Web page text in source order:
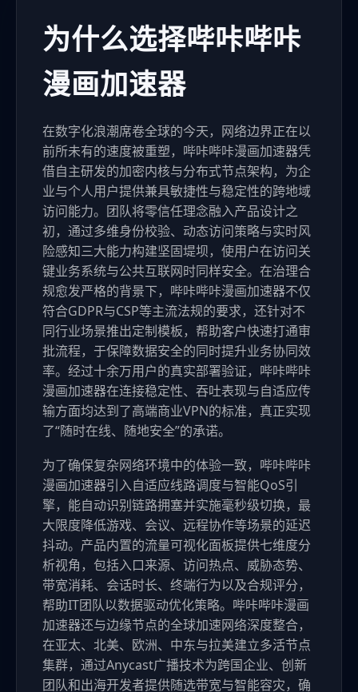
为什么选择哔咔哔咔
漫画加速器
在数字化浪潮席卷全球的今天，网络边界正在以
前所未有的速度被重塑，哔咔哔咔漫画加速器凭
借自主研发的加密内核与分布式节点架构，为企
业与个人用户提供兼具敏捷性与稳定性的跨地域
访问能力。团队将零信任理念融入产品设计之
初，通过多维身份校验、动态访问策略与实时风
险感知三大能力构建坚固堤坝，使用户在访问关
键业务系统与公共互联网时同样安全。在治理合
规愈发严格的背景下，哔咔哔咔漫画加速器不仅
符合GDPR与CSP等主流法规的要求，还针对不
同行业场景推出定制模板，帮助客户快速打通审
批流程，于保障数据安全的同时提升业务协同效
率。经过十余万用户的真实部署验证，哔咔哔咔
漫画加速器在连接稳定性、吞吐表现与自适应传
输方面均达到了高端商业VPN的标准，真正实现
了“随时在线、随地安全”的承诺。
为了确保复杂网络环境中的体验一致，哔咔哔咔
漫画加速器引入自适应线路调度与智能QoS引
擎，能自动识别链路拥塞并实施毫秒级切换，最
大限度降低游戏、会议、远程协作等场景的延迟
抖动。产品内置的流量可视化面板提供七维度分
析视角，包括入口来源、访问热点、威胁态势、
带宽消耗、会话时长、终端行为以及合规评分，
帮助IT团队以数据驱动优化策略。哔咔哔咔漫画
加速器还与边缘节点的全球加速网络深度整合，
在亚太、北美、欧洲、中东与拉美建立多活节点
集群，通过Anycast广播技术为跨国企业、创新
团队和出海开发者提供随选带宽与智能容灾，确